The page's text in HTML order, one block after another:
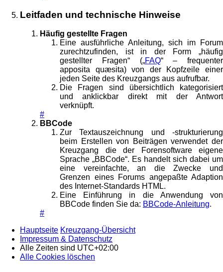
Leitfaden und technische Hinweise
Häufig gestellte Fragen
Eine ausführliche Anleitung, sich im Forum
zurechtzufinden, ist in der Form „häufig
gestellter Fragen“ („FAQ“ – frequenter
apposita quæsita) von der Kopfzeile einer
jeden Seite des Kreuzgangs aus aufrufbar.
Die Fragen sind übersichtlich kategorisiert
und anklickbar direkt mit der Antwort
verknüpft.
#
BBCode
Zur Textauszeichnung und -strukturierung
beim Erstellen von Beiträgen verwendet der
Kreuzgang die der Forensoftware eigene
Sprache „BBCode“. Es handelt sich dabei um
eine vereinfachte, an die Zwecke und
Grenzen eines Forums angepaßte Adaption
des Internet-Standards HTML.
Eine Einführung in die Anwendung von
BBCode finden Sie da: BBCode-Anleitung.
#
Hauptseite Kreuzgang-Übersicht
Impressum & Datenschutz
Alle Zeiten sind UTC+02:00
Alle Cookies löschen